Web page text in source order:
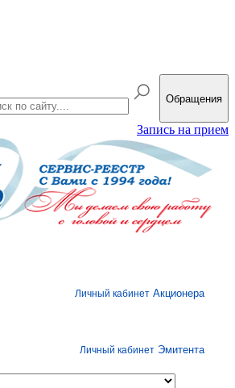
Обращения
Запись на прием
Личный кабинет Акционера
Личный кабинет Эмитента